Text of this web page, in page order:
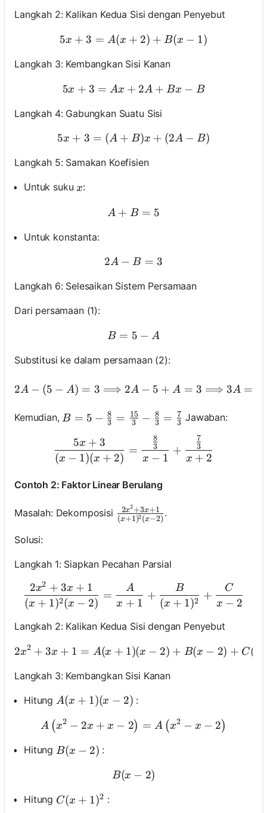
Langkah 2: Kalikan Kedua Sisi dengan Penyebut
5 x+3=A(x+2)+B(x-1)
5x + 3 = A(x + 2) + B(x − 1)
Langkah 3: Kembangkan Sisi Kanan
5 x+3=A x+2 A+B x-B
5x + 3 = Ax + 2A + Bx − B
Langkah 4: Gabungkan Suatu Sisi
5 x+3=(A+B) x+(2 A-B)
5x + 3 = (A + B)x + (2A − B)
Langkah 5: Samakan Koefisien
Untuk sukux
x:
A+B=5
A + B = 5
Untuk konstanta:
2 A-B=3
2A − B = 3
Langkah 6: Selesaikan Sistem Persamaan
Dari persamaan (1):
B=5-A
B = 5 − A
Substitusi ke dalam persamaan (2):
2 A-(5-A)=3
2A − (5 − A) = 3 ⟹ 2A − 5 + A = 3 ⟹ 3A =
Kemudian, B=5-\frac{8}{3}=\frac{15}{3}-
B = 5 − 3
8 = 3
15 − 3
8 = 3
7 Jawaban:
\frac{5 x+3}{(x-
(x − 1)(x + 2)
5x + 3
=
x − 1
3
8
+
x + 2
3
7
Contoh 2: Faktor Linear Berulang
Masalah: Dekomposisi \frac{2 x^2+3
(x+1)2(x−2)
2x2+3x+1 .
Solusi:
Langkah 1: Siapkan Pecahan Parsial
\frac{2 x^2+3
(x + 1)2(x − 2)
2x2 + 3x + 1
=
x + 1
A
+
(x + 1)2
B
+
x − 2
C
Langkah 2: Kalikan Kedua Sisi dengan Penyebut
2 x^2+3
2x2 + 3x + 1 = A(x + 1)(x − 2) + B(x − 2) + C(
Langkah 3: Kembangkan Sisi Kanan
Hitung A(x+1)(x-2)
A(x + 1)(x − 2) :
A\left(x^2-2 x+x-
A (x2 − 2x + x − 2) = A (x2 − x − 2)
Hitung B(x-2)
B(x − 2) :
B(x-2)
B(x − 2)
Hitung C(x+1)^2
C(x + 1)2 :